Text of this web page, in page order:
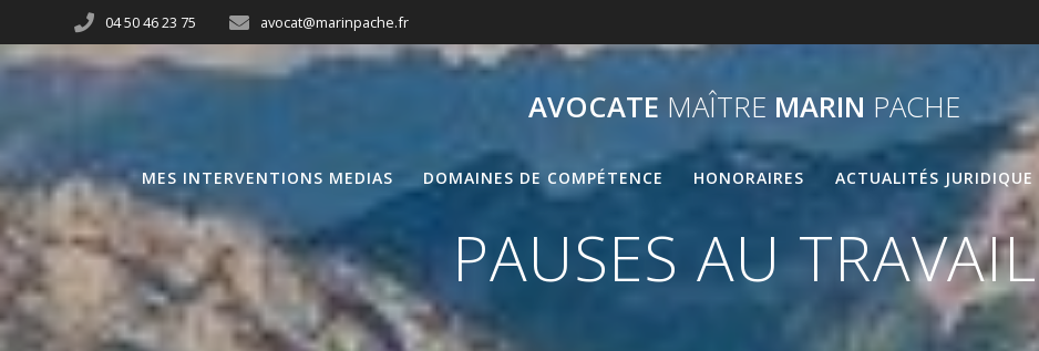
04 50 46 23 75 avocat@marinpache.fr
AVOCATE MAÎTRE MARIN PACHE
MES INTERVENTIONS MEDIAS DOMAINES DE COMPÉTENCE HONORAIRES ACTUALITÉS JURIDIQUE
PAUSES AU TRAVAIL